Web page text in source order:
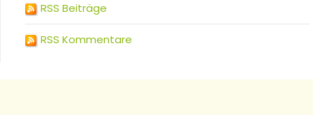
RSS Beiträge
RSS Kommentare